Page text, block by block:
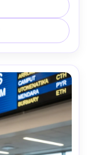
해상도 --ar 4:5